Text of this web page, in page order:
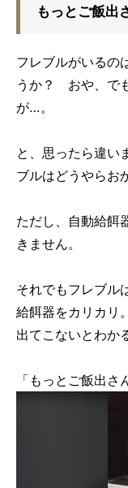
もっとご飯出
フレブルがいるの
うか？ おや、で
が…。
と、思ったら違い
ブルはどうやらお
ただし、自動給餌
きません。
それでもフレブル
給餌器をカリカリ。
出てこないとわか
「もっとご飯出さ